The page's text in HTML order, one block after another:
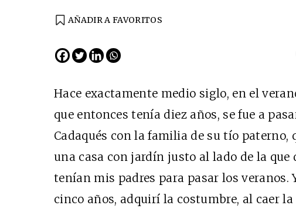
AÑADIR A FAVORITOS
Hace exactamente medio siglo, en el
que entonces tenía diez años, se fue a
Cadaqués con la familia de su tío paterno,
una casa con jardín justo al lado de la que
tenían mis padres para pasar los veranos.
cinco años, adquirí la costumbre, al caer